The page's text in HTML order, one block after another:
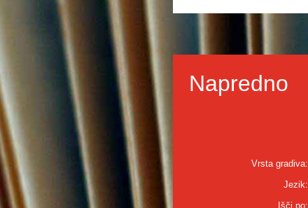
Napredno
Vrsta gradiva:
Jezik:
Išči po: